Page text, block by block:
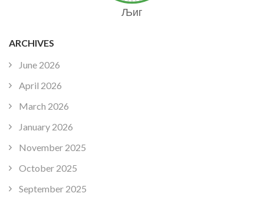
Љиг
ARCHIVES
June 2026
April 2026
March 2026
January 2026
November 2025
October 2025
September 2025